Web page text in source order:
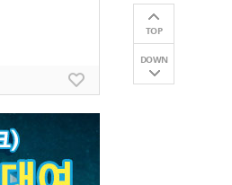
TOP
DOWN